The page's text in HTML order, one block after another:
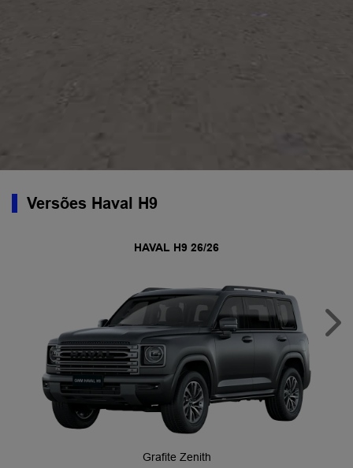
Versões Haval H9
HAVAL H9 26/26
Grafite Zenith